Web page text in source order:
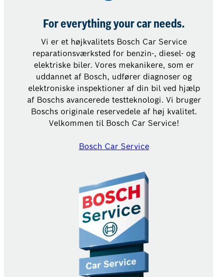
For everything your car needs.
Vi er et højkvalitets Bosch Car Service
reparationsværksted for benzin-, diesel- og
elektriske biler. Vores mekanikere, som er
uddannet af Bosch, udfører diagnoser og
elektroniske inspektioner af din bil ved hjælp
af Boschs avancerede testteknologi. Vi bruger
Boschs originale reservedele af høj kvalitet.
Velkommen til Bosch Car Service!
Bosch Car Service